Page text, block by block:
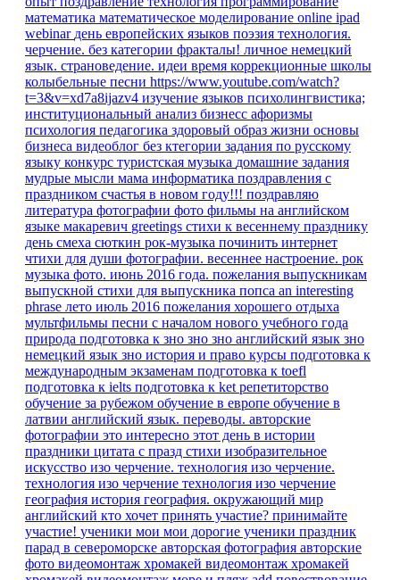
математика математическое моделирование online ipad
webinar день европейских языков поэзия технология.
черчение. без категории фракталы! личное немецкий
язык. страноведение. идеи время коррекционные школы
колыбельные песни https://www.youtube.com/watch?
t=3&v=xd7a8ijazv4 изучение языков психолингвистика;
институциональный анализ бизнесс афоризмы
психология педагогика здоровый образ жизни основы
бизнеса видеоблог без ктегории задания по русскому
языку конкурс туристская музыка домашние задания
мудрые мысли мама информатика поздравления с
праздником счастья в новом году!!! поздравляю
литература фотографии фото фильмы на английском
языке макаревич greetings стихи к весеннему празднику
день смеха сюткин рок-музыка починить интернет
чтихи для души фотографии. весеннее настроение. рок
музыка фото. июнь 2016 года. пожелания выпускникам
выпускной стихи для выпускника попса an interesting
phrase лето июль 2016 пожелания хорошего отдыха
мультфильмы песни с началом нового учебного года
природа подготовка к зно зно зно английский язык зно
немецкий язык зно история и право курсы подготовка к
международным экзаменам подготовка к toefl
подготовка к ielts подготовка к ket репетиторство
обучение за рубежом обучение в европе обучение в
латвии английский язык. переводы. авторские
фотографии это интересно этот день в истории
праздники цитата с празд стихи изобразительное
искусство изо черчение. технология изо черчение.
технология изо черчение технология изо черчение
география история география. окружающий мир
английский кто хочет принять участие? принимайте
участие! ученики мои мои дорогие ученики праздник
парад в североморске авторская фотография авторские
фото видеомонтаж хромакей видеомонтаж хромакей